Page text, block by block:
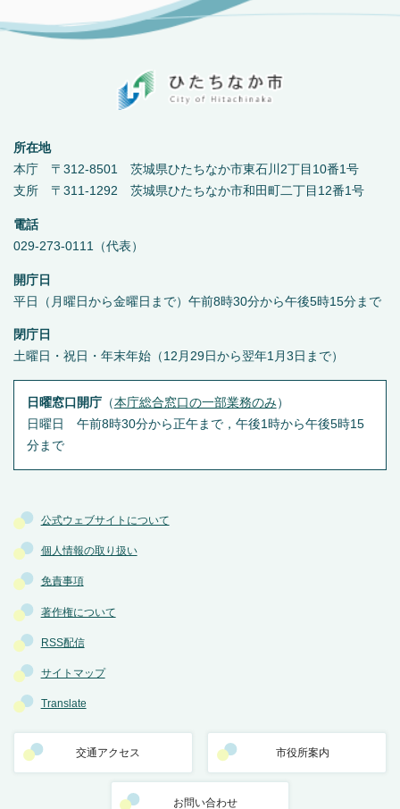
公式ウェブサイトについて
個人情報の取り扱い
免責事項
著作権について
RSS配信
サイトマップ
Translate
交通アクセス 市役所案内
お問い合わせ
所在地
本庁 〒312-8501 茨城県ひたちなか市東石川2丁目10番1号
支所 〒311-1292 茨城県ひたちなか市和田町二丁目12番1号
電話
029-273-0111（代表）
開庁日
平日（月曜日から金曜日まで）午前8時30分から午後5時15分まで
閉庁日
土曜日・祝日・年末年始（12月29日から翌年1月3日まで）
日曜窓口開庁（本庁総合窓口の一部業務のみ ）
日曜日 午前8時30分から正午まで，午後1時から午後5時15
分まで